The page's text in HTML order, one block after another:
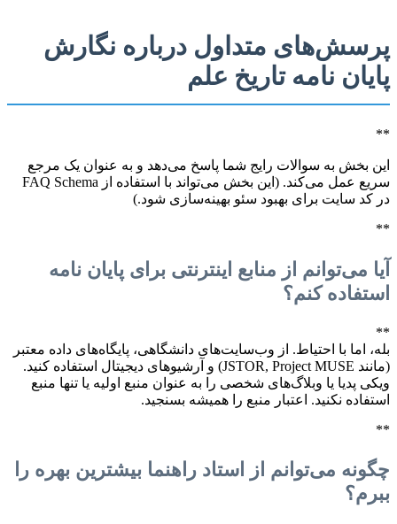
پرسش‌های متداول درباره نگارش
پایان نامه تاریخ علم
**
این بخش به سوالات رایج شما پاسخ می‌دهد و به عنوان یک مرجع
سریع عمل می‌کند. (این بخش می‌تواند با استفاده از FAQ Schema
در کد سایت برای بهبود سئو بهینه‌سازی شود.)
**
آیا می‌توانم از منابع اینترنتی برای پایان نامه
استفاده کنم؟
**
بله، اما با احتیاط. از وب‌سایت‌های دانشگاهی، پایگاه‌های داده معتبر
(مانند JSTOR, Project MUSE) و آرشیوهای دیجیتال استفاده کنید.
ویکی پدیا یا وبلاگ‌های شخصی را به عنوان منبع اولیه یا تنها منبع
استفاده نکنید. اعتبار منبع را همیشه بسنجید.
**
چگونه می‌توانم از استاد راهنما بیشترین بهره را
ببرم؟